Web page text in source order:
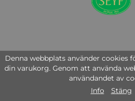
© Copyright 2025 | Nail Systems of
Denna webbplats använder cookies
din varukorg. Genom att använda
användandet av
Info
Stäng